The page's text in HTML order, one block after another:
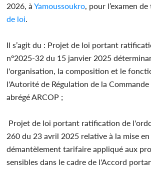
2026, àYamoussoukro , pour l’examen
de loi
Il s’agit du : Projet de loi portant
nº2025-32 du 15 janvier 2025
l'organisation, la composition et le
l'Autorité de Régulation de la
abrégé ARCOP ;
Projet de loi portant ratification de
260 du 23 avril 2025 relative à la mise
démantèlement tarifaire appliqué aux
sensibles dans le cadre de l'Accord